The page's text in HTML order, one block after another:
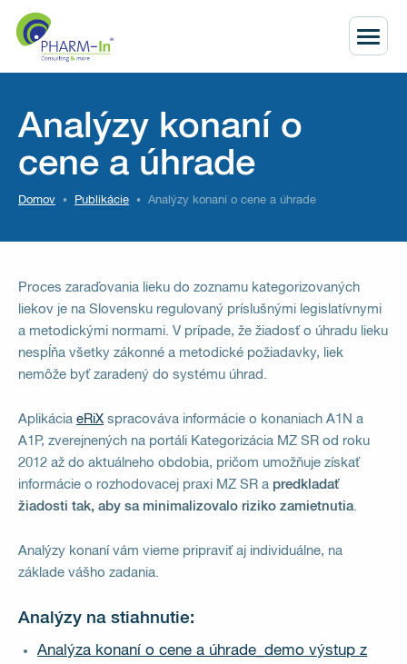
Analýzy konaní o
cene a úhrade
Domov Publikácie Analýzy konaní o cene a úhrade
Proces zaraďovania lieku do zoznamu kategorizovaných
liekov je na Slovensku regulovaný príslušnými legislatívnymi
a metodickými normami. V prípade, že žiadosť o úhradu lieku
nespĺňa všetky zákonné a metodické požiadavky, liek
nemôže byť zaradený do systému úhrad.
Aplikácia eRiXspracováva informácie o konaniach A1N a
A1P, zverejnených na portáli Kategorizácia MZ SR od roku
2012 až do aktuálneho obdobia, pričom umožňuje získať
informácie o rozhodovacej praxi MZ SR a predkladať
žiadosti tak, aby sa minimalizovalo riziko zamietnutia.
Analýzy konaní vám vieme pripraviť aj individuálne, na
základe vášho zadania.
Analýzy na stiahnutie:
Analýza konaní o cene a úhrade_demo výstup z